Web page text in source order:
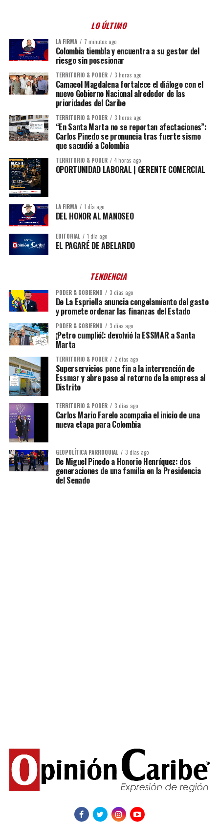
LO ÚLTIMO
LA FIRMA 7 minutos ago
Colombia tiembla y encuentra a su gestor del
riesgo sin posesionar
TERRITORIO & PODER 3 horas ago
Camacol Magdalena fortalece el diálogo con el
nuevo Gobierno Nacional alrededor de las
prioridades del Caribe
TERRITORIO & PODER 3 horas ago
“En Santa Marta no se reportan afectaciones”:
Carlos Pinedo se pronuncia tras fuerte sismo
que sacudió a Colombia
TERRITORIO & PODER 4 horas ago
OPORTUNIDAD LABORAL | GERENTE COMERCIAL
LA FIRMA 1 día ago
DEL HONOR AL MANOSEO
EDITORIAL 1 día ago
EL PAGARÉ DE ABELARDO
TENDENCIA
PODER & GOBIERNO 3 días ago
De La Espriella anuncia congelamiento del gasto
y promete ordenar las finanzas del Estado
PODER & GOBIERNO 3 días ago
¡Petro cumplió!: devolvió la ESSMAR a Santa
Marta
TERRITORIO & PODER 2 días ago
Superservicios pone fin a la intervención de
Essmar y abre paso al retorno de la empresa al
Distrito
TERRITORIO & PODER 3 días ago
Carlos Mario Farelo acompaña el inicio de una
nueva etapa para Colombia
GEOPOLÍTICA PARROQUIAL 3 días ago
De Miguel Pinedo a Honorio Henríquez: dos
generaciones de una familia en la Presidencia
del Senado